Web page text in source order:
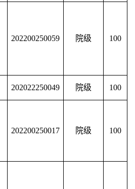
202200250059 院级 100
202022250049 院级 100
202200250017 院级 100